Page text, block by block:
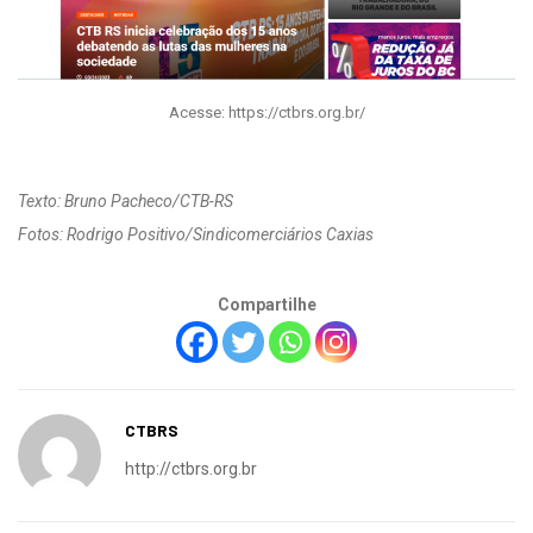
Acesse: https://ctbrs.org.br/
Texto: Bruno Pacheco/CTB-RS
Fotos: Rodrigo Positivo/Sindicomerciários Caxias
Compartilhe
CTBRS
http://ctbrs.org.br